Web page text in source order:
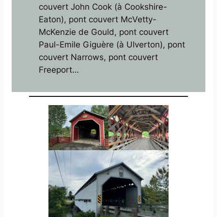
couvert John Cook (à Cookshire-
Eaton), pont couvert McVetty-
McKenzie de Gould, pont couvert
Paul-Emile Giguère (à Ulverton), pont
couvert Narrows, pont couvert
Freeport…